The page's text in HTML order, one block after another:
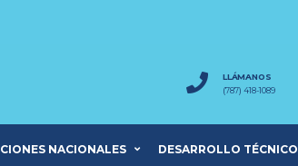
LLÁMANOS
(787) 418-1089
NACIONALES DESARROLLO TÉCNICO